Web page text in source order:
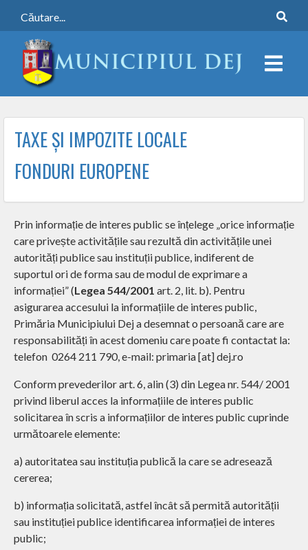
TAXE ȘI IMPOZITE LOCALE
FONDURI EUROPENE
Prin informație de interes public se înțelege „orice informație
care privește activitățile sau rezultă din activitățile unei
autorități publice sau instituții publice, indiferent de
suportul ori de forma sau de modul de exprimare a
informației” (Legea 544/2001 art. 2, lit. b). Pentru
asigurarea accesului la informațiile de interes public,
Primăria Municipiului Dej a desemnat o persoană care are
responsabilități în acest domeniu care poate fi contactat la:
telefon 0264 211 790, e-mail: primaria [at] dej.ro
Conform prevederilor art. 6, alin (3) din Legea nr. 544/ 2001
privind liberul acces la informațiile de interes public
solicitarea în scris a informațiilor de interes public cuprinde
următoarele elemente:
a) autoritatea sau instituția publică la care se adresează
cererea;
b) informația solicitată, astfel încât să permită autorității
sau instituției publice identificarea informației de interes
public;